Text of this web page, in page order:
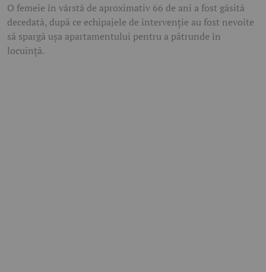
O femeie în vârstă de aproximativ 66 de ani a fost găsită
decedată, după ce echipajele de intervenție au fost nevoite
să spargă ușa apartamentului pentru a pătrunde în
locuință.